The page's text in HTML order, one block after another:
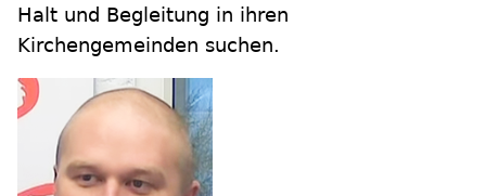
Halt und Begleitung in ihren
Kirchengemeinden suchen.